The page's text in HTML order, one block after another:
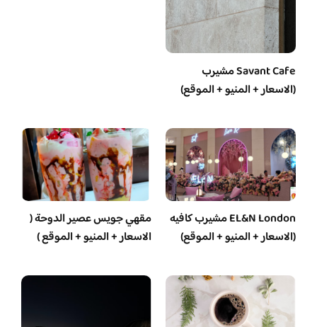
Savant Cafe مشيرب
(الاسعار + المنيو + الموقع)
EL&N London مشيرب كافيه
(الاسعار + المنيو + الموقع)
مقهي جويس عصير الدوحة (
الاسعار + المنيو + الموقع )